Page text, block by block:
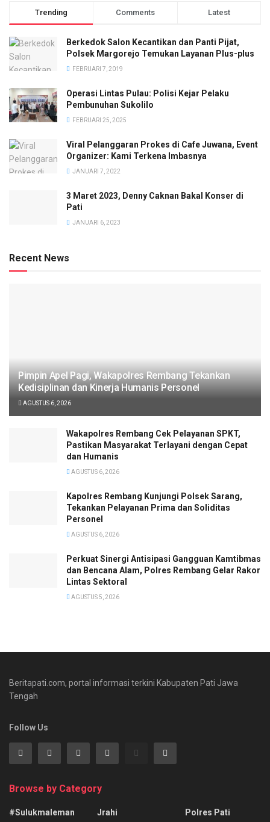
Trending Comments Latest
Berkedok Salon Kecantikan dan Panti Pijat,
Polsek Margorejo Temukan Layanan Plus-plus
FEBRUARI 7, 2019
Operasi Lintas Pulau: Polisi Kejar Pelaku
Pembunuhan Sukolilo
FEBRUARI 25, 2025
Viral Pelanggaran Prokes di Cafe Juwana, Event
Organizer: Kami Terkena Imbasnya
JANUARI 7, 2022
3 Maret 2023, Denny Caknan Bakal Konser di
Pati
JANUARI 6, 2023
Recent News
Pimpin Apel Pagi, Wakapolres Rembang Tekankan
Kedisiplinan dan Kinerja Humanis Personel
AGUSTUS 6, 2026
Wakapolres Rembang Cek Pelayanan SPKT,
Pastikan Masyarakat Terlayani dengan Cepat
dan Humanis
AGUSTUS 6, 2026
Kapolres Rembang Kunjungi Polsek Sarang,
Tekankan Pelayanan Prima dan Soliditas
Personel
AGUSTUS 6, 2026
Perkuat Sinergi Antisipasi Gangguan Kamtibmas
dan Bencana Alam, Polres Rembang Gelar Rakor
Lintas Sektoral
AGUSTUS 5, 2026
Beritapati.com, portal informasi terkini Kabupaten Pati Jawa
Tengah
Follow Us
Browse by Category
#sulukmaleman
Jrahi
Polres Pati